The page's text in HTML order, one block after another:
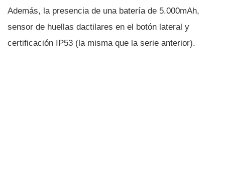
Además, la presencia de una batería de 5.000mAh,
sensor de huellas dactilares en el botón lateral y
certificación IP53 (la misma que la serie anterior).